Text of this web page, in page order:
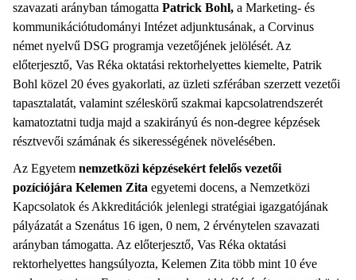
szavazati arányban támogatta Patrick Bohl, a Marketing- és
kommunikációtudományi Intézet adjunktusának, a Corvinus
német nyelvű DSG programja vezetőjének jelölését. Az
előterjesztő, Vas Réka oktatási rektorhelyettes kiemelte, Patrik
Bohl közel 20 éves gyakorlati, az üzleti szférában szerzett vezetői
tapasztalatát, valamint széleskörű szakmai kapcsolatrendszerét
kamatoztatni tudja majd a szakirányú és non-degree képzések
résztvevői számának és sikerességének növelésében.
Az Egyetem nemzetközi képzésekért felelős vezetői
pozíciójára Kelemen Zita egyetemi docens, a Nemzetközi
Kapcsolatok és Akkreditációk jelenlegi stratégiai igazgatójának
pályázatát a Szenátus 16 igen, 0 nem, 2 érvénytelen szavazati
arányban támogatta. Az előterjesztő, Vas Réka oktatási
rektorhelyettes hangsúlyozta, Kelemen Zita több mint 10 éve